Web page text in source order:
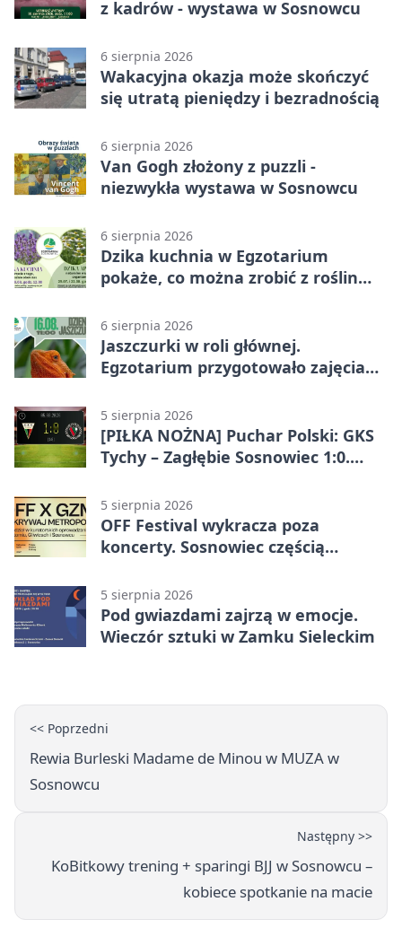
z kadrów - wystawa w Sosnowcu
6 sierpnia 2026
Wakacyjna okazja może skończyć
się utratą pieniędzy i bezradnością
6 sierpnia 2026
Van Gogh złożony z puzzli -
niezwykła wystawa w Sosnowcu
6 sierpnia 2026
Dzika kuchnia w Egzotarium
pokaże, co można zrobić z roślin
6 sierpnia 2026
Jaszczurki w roli głównej.
Egzotarium przygotowało zajęcia
5 sierpnia 2026
[PIŁKA NOŻNA] Puchar Polski: GKS
Tychy – Zagłębie Sosnowiec 1:0.
przed przerwą
5 sierpnia 2026
OFF Festival wykracza poza
koncerty. Sosnowiec częścią
5 sierpnia 2026
Pod gwiazdami zajrzą w emocje.
Wieczór sztuki w Zamku Sieleckim
<< Poprzedni
Rewia Burleski Madame de Minou w MUZA w
Sosnowcu
Następny >>
KoBitkowy trening + sparingi BJJ w Sosnowcu –
kobiece spotkanie na macie